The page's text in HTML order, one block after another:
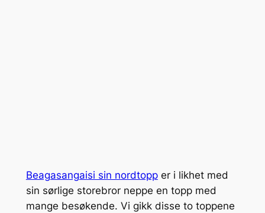
Beagasangaisi sin nordtopper i likhet med
sin sørlige storebror neppe en topp med
mange besøkende. Vi gikk disse to toppene